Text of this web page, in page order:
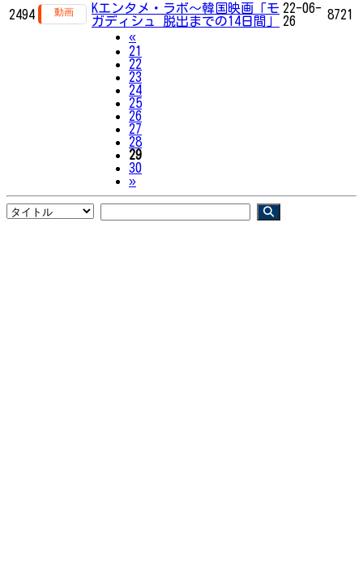
2494
Kエンタメ・ラボ～韓国映画「モ
ガディシュ 脱出までの14日間」
22-06-
26
8721
«Previous
21
22
23
24
25
26
27
28
29
30
»Next